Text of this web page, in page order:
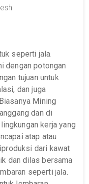
seperti jala.
dengan potongan
tujuan untuk
dan juga
Mining
dan di
kerja yang
atap atau
dari kawat
dan dilas bersama
seperti jala.